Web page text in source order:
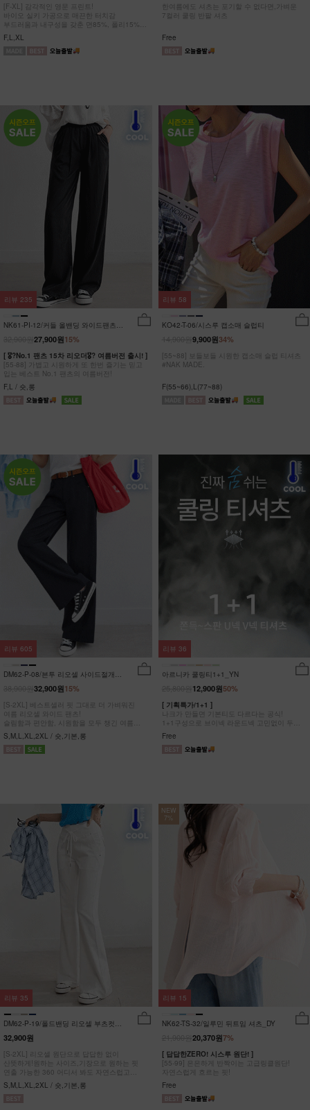
[F-XL] 감각적인 영문 프린트!
바이오 실키 가공으로 매끈한 터치감
부드러움과 내구성을 갖춘 면85%, 폴리15%
#NAK MADE.
F,L,XL
한여름에도 셔츠는 포기할 수 없다면,가벼운
7컬러 쿨링 반팔 셔츠
Free
NK61-PI-12/커들 올밴딩 와이드팬츠
15%
27,900원
[ 🎖?No.1 팬츠 15차 리오더🎖? 여름버전 출시! ]
[55-88] 가볍고 시원하게 또 한번 즐기는 믿고
입는 베스트 No.1 팬츠의 여름버전!
F,L / 숏,롱
리뷰 235
KO42-T-06/시스루 캡소매 슬럽티
34%
9,900원
[55~88] 보들보들 시원한 캡소매 슬럽 티셔츠
#NAK MADE.
F(55~66),L(77~88)
리뷰 58
DM62-P-08/븐투 리오셀 사이드절개팬
15%
32,900원
[S-2XL] 베스트셀러 핏 그대로 더 가벼워진
여름 리오셀 와이드 팬츠!
슬림함과 편안함, 시원함을 모두 챙긴 여름
완전정복 팬츠
S,M,L,XL,2XL / 숏,기본,롱
리뷰 605
아르니카 쿨링티1+1_YN
50%
12,900원
[ 기획특가/1+1 ]
나크가 만들면 기본티도 다르다는 공식!
1+1구성으로 브이넥 라운드넥 고민없이 두장
다 챙겨가세요
Free
리뷰 36
DM62-P-19/폴드밴딩 리오셀 부츠컷팬
츠_HR
32,900원
[S-2XL] 리오셀 원단으로 답답한 없이
산뜻하게!원하는 사이즈,기장으로 원하는 핏
연출 가능한 360 어디서 봐도 자연스럽고
균형잡힌 부츠컷 팬츠
S,M,L,XL,2XL / 숏,기본,롱
리뷰 35
NEW
7%
NK62-TS-32/일루민 뒤트임 셔츠_DY
7%
20,370원
[ 답답한ZERO! 시스루 원단! ]
[55-99] 은은하게 반짝이는 고급링클원단!
자연스럽게 흐르는 핏!
Free
리뷰 15